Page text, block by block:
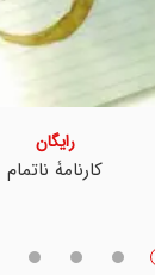
کارنامۀ ناتمام
رایگان